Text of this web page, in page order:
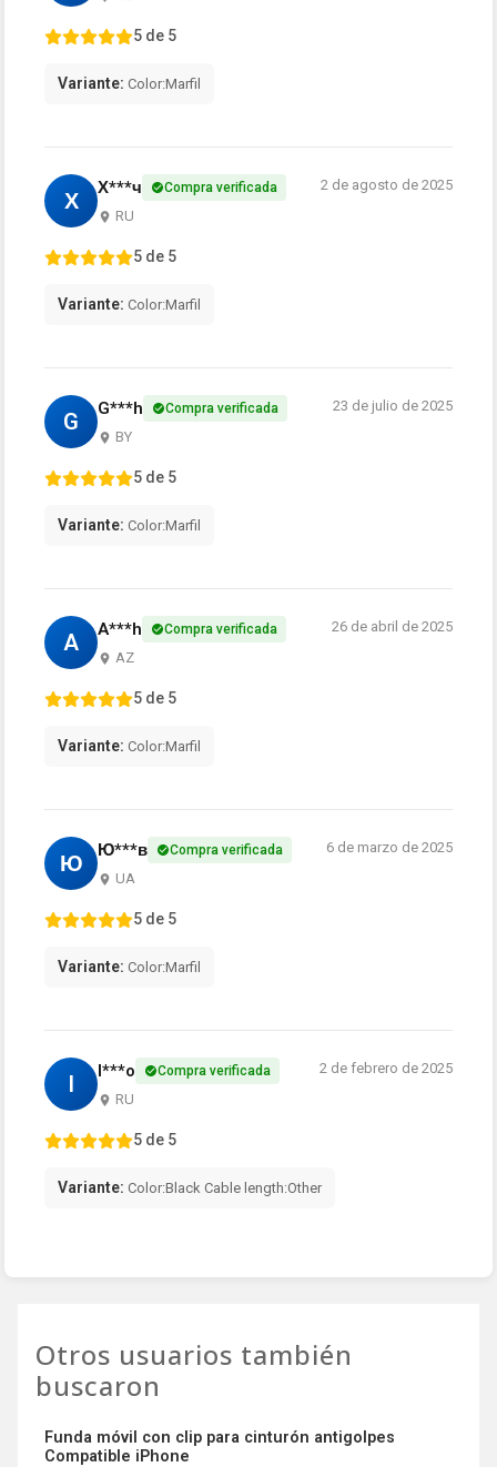
5 de 5
Variante: Color:Marfil
Х Х***ч Compra verificada
RU
2 de agosto de 2025
5 de 5
Variante: Color:Marfil
G G***h Compra verificada
BY
23 de julio de 2025
5 de 5
Variante: Color:Marfil
A A***h Compra verificada
AZ
26 de abril de 2025
5 de 5
Variante: Color:Marfil
Ю Ю***в Compra verificada
UA
6 de marzo de 2025
5 de 5
Variante: Color:Marfil
I I***o Compra verificada
RU
2 de febrero de 2025
5 de 5
Variante: Color:Black Cable length:Other
Otros usuarios también
buscaron
Funda móvil con clip para cinturón antigolpes
Compatible iPhone